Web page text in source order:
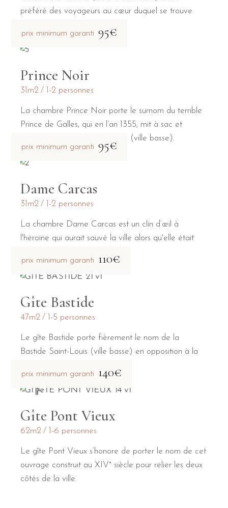
préféré des voyageurs au cœur duquel se trouve
prix minimum garanti 95€
Prince Noir
31m2 1-2 personnes
La chambre Prince Noir porte le surnom du terrible
Prince de Galles, qui en l’an 1355, mit à sac et
incendia la Bastide Saint-Louis (ville basse).
prix minimum garanti 95€
Dame Carcas
31m2 1-2 personnes
La chambre Dame Carcas est un clin d’œil à
l'héroïne qui aurait sauvé la ville alors qu'elle était
prix minimum garanti 110€
Gîte Bastide
47m2 1-5 personnes
Le gîte Bastide porte fièrement le nom de la
Bastide Saint-Louis (ville basse) en opposition à la
prix minimum garanti 140€
Gîte Pont Vieux
62m2 1-6 personnes
Le gîte Pont Vieux s’honore de porter le nom de cet
ouvrage construit au XIV° siècle pour relier les deux
côtés de la ville.